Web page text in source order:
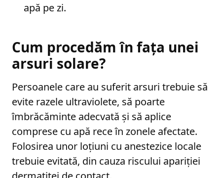
apă pe zi.
Cum procedăm în fața unei
arsuri solare?
Persoanele care au suferit arsuri trebuie să
evite razele ultraviolete, să poarte
îmbrăcăminte adecvată și să aplice
comprese cu apă rece în zonele afectate.
Folosirea unor loțiuni cu anestezice locale
trebuie evitată, din cauza riscului apariției